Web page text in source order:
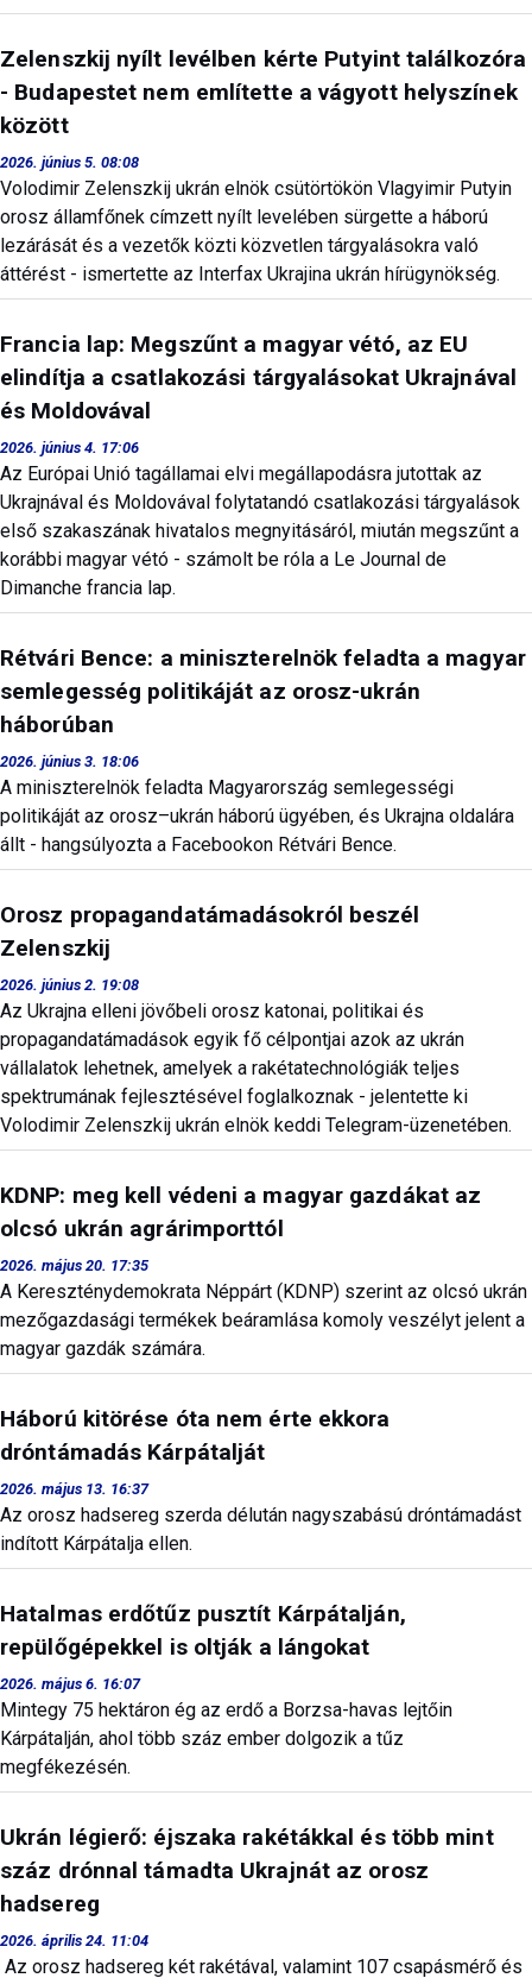
Zelenszkij nyílt levélben kérte Putyint találkozóra
- Budapestet nem említette a vágyott helyszínek
között
2026. június 5. 08:08
Volodimir Zelenszkij ukrán elnök csütörtökön Vlagyimir Putyin
orosz államfőnek címzett nyílt levelében sürgette a háború
lezárását és a vezetők közti közvetlen tárgyalásokra való
áttérést - ismertette az Interfax Ukrajina ukrán hírügynökség.
Francia lap: Megszűnt a magyar vétó, az EU
elindítja a csatlakozási tárgyalásokat Ukrajnával
és Moldovával
2026. június 4. 17:06
Az Európai Unió tagállamai elvi megállapodásra jutottak az
Ukrajnával és Moldovával folytatandó csatlakozási tárgyalások
első szakaszának hivatalos megnyitásáról, miután megszűnt a
korábbi magyar vétó - számolt be róla a Le Journal de
Dimanche francia lap.
Rétvári Bence: a miniszterelnök feladta a magyar
semlegesség politikáját az orosz-ukrán
háborúban
2026. június 3. 18:06
A miniszterelnök feladta Magyarország semlegességi
politikáját az orosz–ukrán háború ügyében, és Ukrajna oldalára
állt - hangsúlyozta a Facebookon Rétvári Bence.
Orosz propagandatámadásokról beszél
Zelenszkij
2026. június 2. 19:08
Az Ukrajna elleni jövőbeli orosz katonai, politikai és
propagandatámadások egyik fő célpontjai azok az ukrán
vállalatok lehetnek, amelyek a rakétatechnológiák teljes
spektrumának fejlesztésével foglalkoznak - jelentette ki
Volodimir Zelenszkij ukrán elnök keddi Telegram-üzenetében.
KDNP: meg kell védeni a magyar gazdákat az
olcsó ukrán agrárimporttól
2026. május 20. 17:35
A Kereszténydemokrata Néppárt (KDNP) szerint az olcsó ukrán
mezőgazdasági termékek beáramlása komoly veszélyt jelent a
magyar gazdák számára.
Háború kitörése óta nem érte ekkora
dróntámadás Kárpátalját
2026. május 13. 16:37
Az orosz hadsereg szerda délután nagyszabású dróntámadást
indított Kárpátalja ellen.
Hatalmas erdőtűz pusztít Kárpátalján,
repülőgépekkel is oltják a lángokat
2026. május 6. 16:07
Mintegy 75 hektáron ég az erdő a Borzsa-havas lejtőin
Kárpátalján, ahol több száz ember dolgozik a tűz
megfékezésén.
Ukrán légierő: éjszaka rakétákkal és több mint
száz drónnal támadta Ukrajnát az orosz
hadsereg
2026. április 24. 11:04
Az orosz hadsereg két rakétával, valamint 107 csapásmérő és